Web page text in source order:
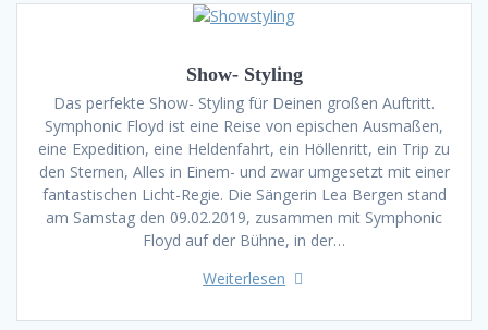
Show- Styling
Das perfekte Show- Styling für Deinen großen Auftritt.
Symphonic Floyd ist eine Reise von epischen Ausmaßen,
eine Expedition, eine Heldenfahrt, ein Höllenritt, ein Trip zu
den Sternen, Alles in Einem- und zwar umgesetzt mit einer
fantastischen Licht-Regie. Die Sängerin Lea Bergen stand
am Samstag den 09.02.2019, zusammen mit Symphonic
Floyd auf der Bühne, in der…
Weiterlesen